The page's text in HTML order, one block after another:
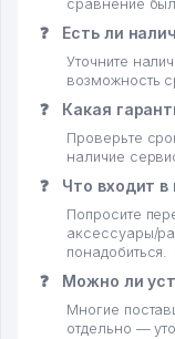
сравнение
❓ Есть ли
Уточните
возможность
❓ Какая
Проверьте
наличие
❓ Что входит в
Попросите
аксессуары/
понадобиться.
❓ Можно ли
Многие
отдельно —